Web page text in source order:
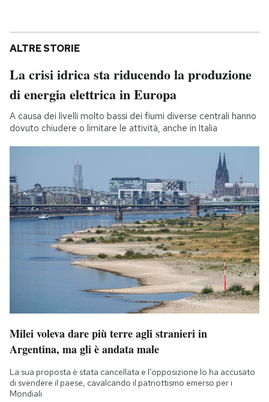
ALTRE STORIE
La crisi idrica sta riducendo la produzione
di energia elettrica in Europa
A causa dei livelli molto bassi dei fiumi diverse centrali hanno
dovuto chiudere o limitare le attività, anche in Italia
Milei voleva dare più terre agli stranieri in
Argentina, ma gli è andata male
La sua proposta è stata cancellata e l’opposizione lo ha accusato
di svendere il paese, cavalcando il patriottismo emerso per i
Mondiali